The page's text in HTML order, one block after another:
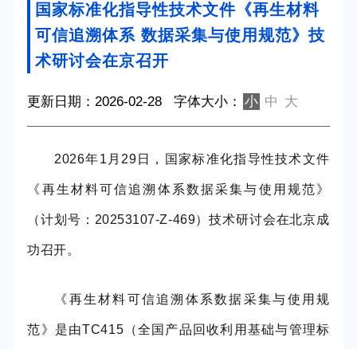
国家标准化指导性技术文件《再生材料
可信追溯体系 数据采集与使用规范》技
术研讨会在京召开
更新日期：2026-02-28 字体大小： 小 中 大
2026年1月 29 日，国家标准化指导性技术文件
《再生材料可信追溯体系数据采集与使用规范》
（计划号 ： 20253107-Z-469）技术研讨会在北京成
功召开。
《再生材料可信追溯体系数据采集与使用规
范》是由TC415（全国产品回收利用基础与管理标